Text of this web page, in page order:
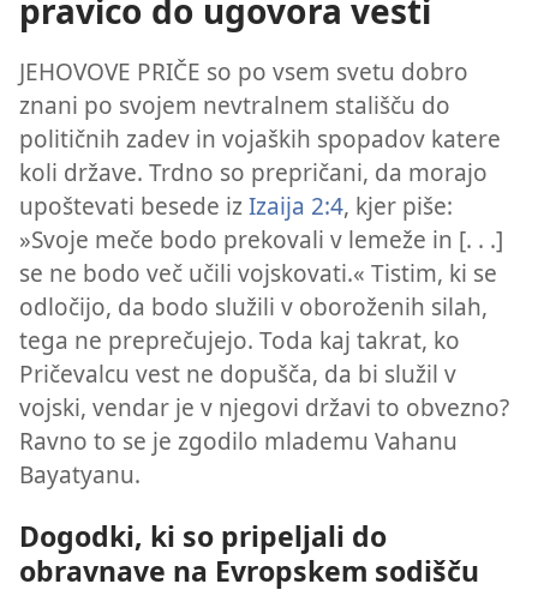
pravico do ugovora vesti
JEHOVOVE PRIČE so po vsem svetu dobro
znani po svojem nevtralnem stališču do
političnih zadev in vojaških spopadov katere
koli države. Trdno so prepričani, da morajo
upoštevati besede izIzaija 2:4, kjer piše:
»Svoje meče bodo prekovali v lemeže in [. . .]
se ne bodo več učili vojskovati.« Tistim, ki se
odločijo, da bodo služili v oboroženih silah,
tega ne preprečujejo. Toda kaj takrat, ko
Pričevalcu vest ne dopušča, da bi služil v
vojski, vendar je v njegovi državi to obvezno?
Ravno to se je zgodilo mlademu Vahanu
Bayatyanu.
Dogodki, ki so pripeljali do
obravnave na Evropskem sodišču